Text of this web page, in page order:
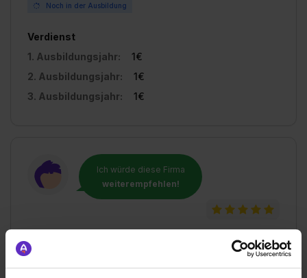
Noch in der Ausbildung
Verdienst
1. Ausbildungsjahr:
1€
2. Ausbildungsjahr:
1€
3. Ausbildungsjahr:
1€
Ich würde diese Firma
weiterempfehlen!